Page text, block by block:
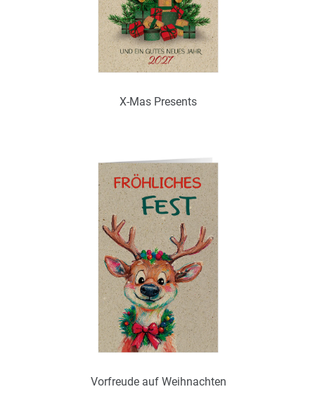
Ohne / Mit Inneneindruck möglich
X-Mas Presents
Verfügbar
Zum Merkzettel hinzufügen
Ohne / Mit Inneneindruck möglich
Vorfreude auf Weihnachten